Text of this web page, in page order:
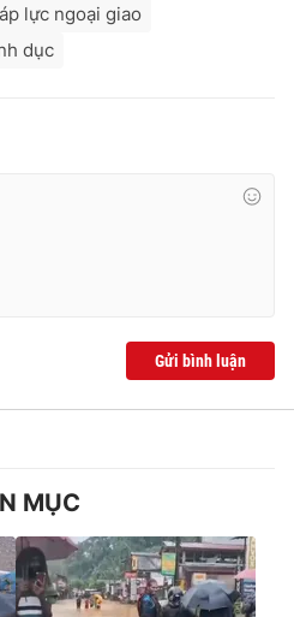
lực ngoại giao
dục
Gửi bình luận
MỤC